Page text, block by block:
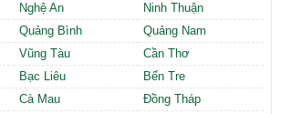
Nghệ An
Ninh Thuận
Quảng Bình
Quảng Nam
Vũng Tàu
Cần Thơ
Bạc Liêu
Bến Tre
Cà Mau
Đồng Tháp